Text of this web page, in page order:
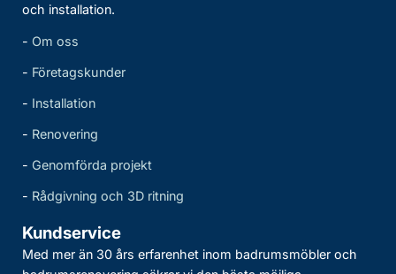
och installation.
- Om oss
- Företagskunder
- Installation
- Renovering
- Genomförda projekt
- Rådgivning och 3D ritning
Kundservice
Med mer än 30 års erfarenhet inom badrumsmöbler och